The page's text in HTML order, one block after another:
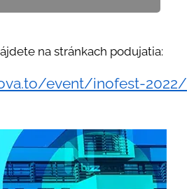
na stránkach podujatia:
event/inofest-2022/